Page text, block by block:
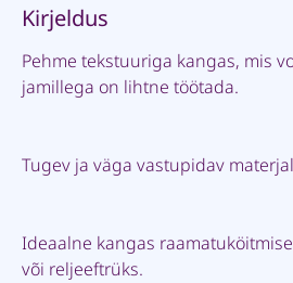
Kirjeldus
Pehme tekstuuriga kangas, mis
jamillega on lihtne töötada.
Tugev ja väga vastupidav
Ideaalne kangas
või reljeeftrüks.